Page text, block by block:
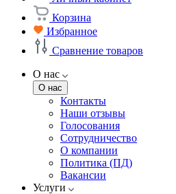
Корзина
Избранное
Сравнение товаров
О нас
О нас
Контакты
Наши отзывы
Голосования
Сотрудничество
О компании
Политика (ПД)
Вакансии
Услуги